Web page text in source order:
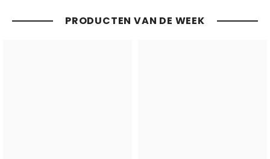
PRODUCTEN VAN DE WEEK